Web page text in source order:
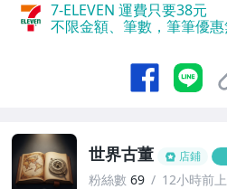
7-ELEVEN 運費只要38元
不限金額、筆數，筆筆優惠
世界古董 店鋪
粉絲數 69 12小時前